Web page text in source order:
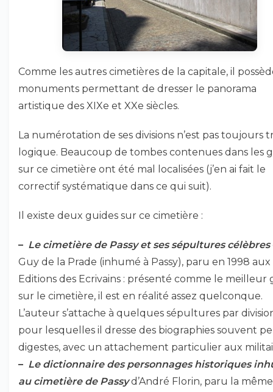
Comme les autres cimetières de la capitale, il
monuments permettant de dresser le panorama
artistique des XIXe et XXe siècles.
La numérotation de ses divisions n’est pas toujours
logique. Beaucoup de tombes contenues dans les
sur ce cimetière ont été mal localisées (j’en ai fait le
correctif systématique dans ce qui suit).
Il existe deux guides sur ce cimetière :
– Le cimetière de Passy et ses sépultures célèbres
Guy de la Prade (inhumé à Passy), paru en 1998 aux
Editions des Ecrivains : présenté comme le meilleur
sur le cimetière, il est en réalité assez quelconque.
L’auteur s’attache à quelques sépultures par
pour lesquelles il dresse des biographies souvent
digestes, avec un attachement particulier aux
– Le dictionnaire des personnages historiques
au cimetière de Passy d’André Florin, paru la même